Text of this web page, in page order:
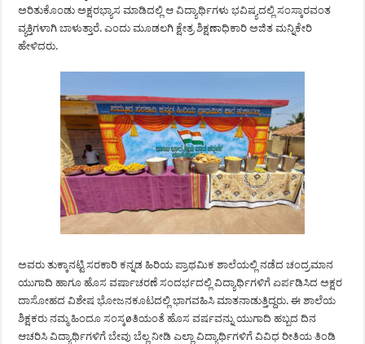
ಅರಿತುಕೊಂಡು ಅಕ್ಷರಭ್ಯಾಸ ಮಾಡಿದಲ್ಲಿ ಆ ವಿದ್ಯಾರ್ಥಿಗಳು ಭವಿಷ್ಯದಲ್ಲಿ ಸಂಸ್ಕಾರವಂತ
ವ್ಯಕ್ತಿಗಳಾಗಿ ಬಾಳುತ್ತಾರೆ. ಎಂದು ಮೂಡಲಗಿ ಕ್ಷೇತ್ರ ಶಿಕ್ಷಣಾಧಿಕಾರಿ ಅಜಿತ ಮನ್ನಿಕೇರಿ
ಹೇಳಿದರು.
ಅವರು ತುಕ್ಕಾನಟ್ಟಿ ಸರಕಾರಿ ಕನ್ನಡ ಹಿರಿಯ ಪ್ರಾಥಮಿಕ ಶಾಲೆಯಲ್ಲಿ ನಡೆದ ಚಂದ್ರಮಾನ
ಯುಗಾದಿ ಹಾಗೂ ಹೊಸ ವರ್ಷಾಚರಣೆ ಸಂದರ್ಭದಲ್ಲಿ ವಿದ್ಯಾರ್ಥಿಗಳಿಗೆ ಏರ್ಪಡಿಸಿದ ಅಕ್ಷರ
ದಾಸೋಹದ ವಿಶೇಷ ಭೋಜನಕೂಟದಲ್ಲಿ ಭಾಗವಹಿಸಿ ಮಾತನಾಡುತ್ತಿದ್ದರು. ಈ ಶಾಲೆಯ
ಶಿಕ್ಷಕರು ನಮ್ಮ ಹಿಂದೂ ಸಂಸ್ಕøತಿಯಂತೆ ಹೊಸ ವರ್ಷವನ್ನು ಯುಗಾದಿ ಹಬ್ಬದ ದಿನ
ಆಚರಿಸಿ ವಿದ್ಯಾರ್ಥಿಗಳಿಗೆ ಬೇವು ಬೆಲ್ಲ ನೀಡಿ ಎಲ್ಲಾ ವಿದ್ಯಾರ್ಥಿಗಳಿಗೆ ವಿವಿಧ ರೀತಿಯ ತಿಂಡಿ